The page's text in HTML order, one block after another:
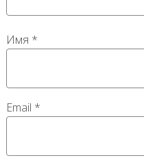
Имя *
Email *